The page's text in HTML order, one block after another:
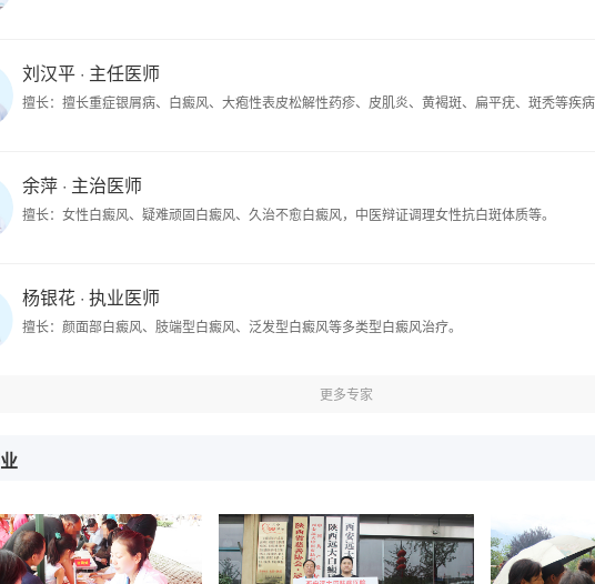
刘汉平· 主任医师
擅长：擅长重症银屑病、白癜风、大疱性表皮松解性药疹、皮肌炎、黄褐斑、扁平疣、斑秃等疾
余萍· 主治医师
擅长：女性白癜风、疑难顽固白癜风、久治不愈白癜风，中医辩证调理女性抗白斑体质等。
杨银花· 执业医师
擅长：颜面部白癜风、肢端型白癜风、泛发型白癜风等多类型白癜风治疗。
更多专家